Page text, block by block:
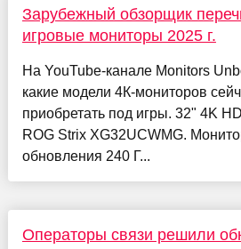
Зарубежный обзорщик
игровые мониторы 2025 г.
На YouTube-канале Monitors
какие модели 4К-мониторов
приобретать под игры. 32" 4K
ROG Strix XG32UCWMG.
обновления 240 Г...
Операторы связи решили